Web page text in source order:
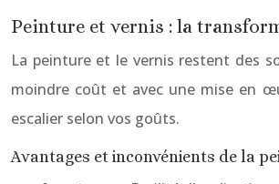
Peinture et vernis : la
La peinture et le vernis restent des
moindre coût et avec une mise en
escalier selon vos goûts.
Avantages et inconvénients de la